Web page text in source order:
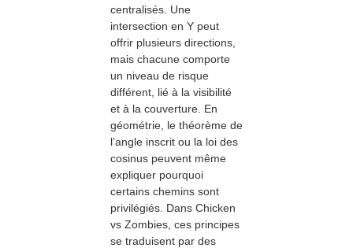
centralisés. Une
intersection en Y peut
offrir plusieurs directions,
mais chacune comporte
un niveau de risque
différent, lié à la visibilité
et à la couverture. En
géométrie, le théorème de
l’angle inscrit ou la loi des
cosinus peuvent même
expliquer pourquoi
certains chemins sont
privilégiés. Dans Chicken
vs Zombies, ces principes
se traduisent par des